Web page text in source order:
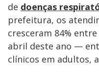
de doenças
prefeitura, os
cresceram 84%
abril deste ano —
clínicos em adultos,